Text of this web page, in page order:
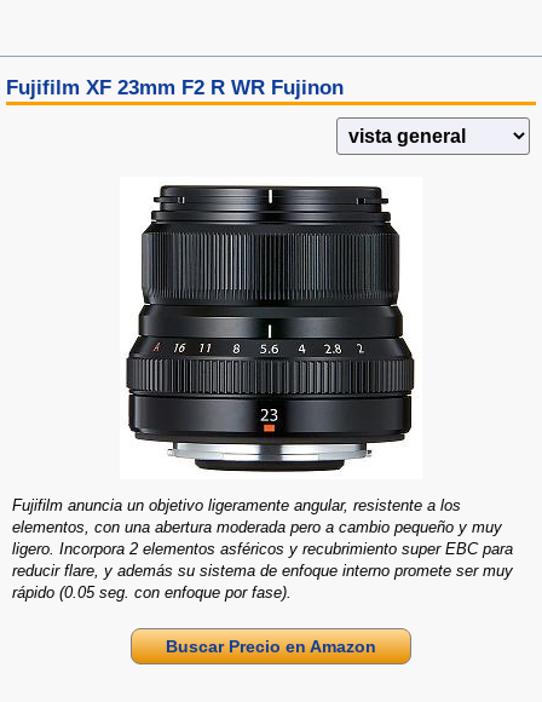
Fujifilm XF 23mm F2 R WR Fujinon
Fujifilm anuncia un objetivo ligeramente angular, resistente a los
elementos, con una abertura moderada pero a cambio pequeño y muy
ligero. Incorpora 2 elementos asféricos y recubrimiento super EBC para
reducir flare, y además su sistema de enfoque interno promete ser muy
rápido (0.05 seg. con enfoque por fase).
Buscar Precio en Amazon